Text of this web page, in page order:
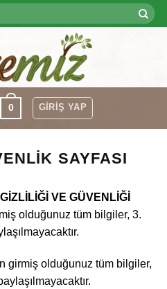
0 GIRIŞ YAP
SAYFASI
VE GÜVENLİĞİ
olduğunuz tüm bilgiler, 3.
girmiş olduğunuz tüm bilgiler,